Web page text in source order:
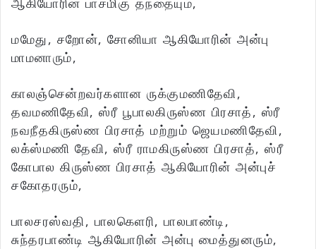
மமேது, சறோன், சோனியா ஆகியோரின் அன்பு
மாமனாரும்,
காலஞ்சென்றவர்களான ருக்குமணிதேவி,
தவமணிதேவி, ஸ்ரீ பூபாலகிருஸ்ண பிரசாத், ஸ்ரீ
நவநீதகிருஸ்ண பிரசாத் மற்றும் ஜெயமணிதேவி,
லக்ஸ்மணி தேவி, ஸ்ரீ ராமகிருஸ்ண பிரசாத், ஸ்ரீ
கோபால கிருஸ்ண பிரசாத் ஆகியோரின் அன்புச்
சகோதரரும்,
பாலசரஸ்வதி, பாலகெளரி, பாலபாண்டி,
சுந்தரபாண்டி ஆகியோரின் அன்பு மைத்துனரும்,